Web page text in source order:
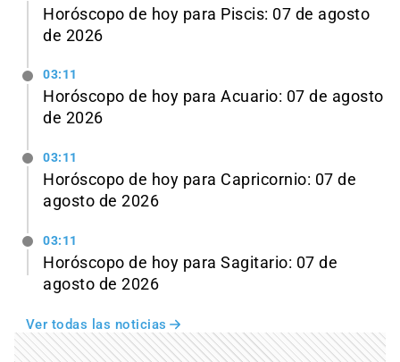
Horóscopo de hoy para Piscis: 07 de agosto
de 2026
03:11
Horóscopo de hoy para Acuario: 07 de agosto
de 2026
03:11
Horóscopo de hoy para Capricornio: 07 de
agosto de 2026
03:11
Horóscopo de hoy para Sagitario: 07 de
agosto de 2026
Ver todas las noticias